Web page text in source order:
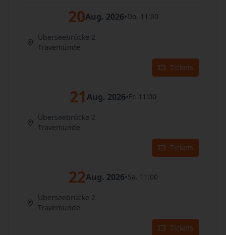
20Aug. 2026•Do. 11:00
Überseebrücke 2
Travemünde
Tickets
21 Aug. 2026•Fr. 11:00
Überseebrücke 2
Travemünde
Tickets
22Aug. 2026•Sa. 11:00
Überseebrücke 2
Travemünde
Tickets